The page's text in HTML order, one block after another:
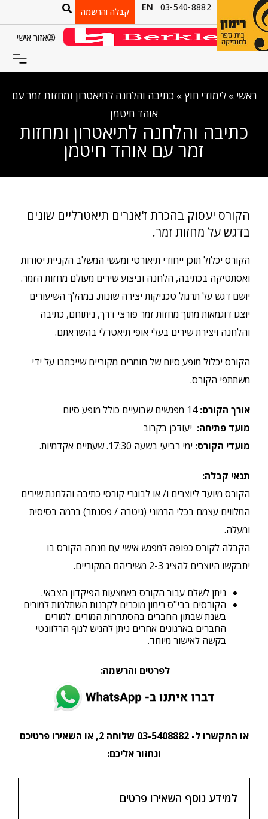
03-540-8882
EN קבלה והרשמה
אזור אישי
ראשי »לימודי חוץ»כתיבה והלחנה לתיאטרון ומחזות זמר עם
אוהד חיטמן
כתיבה והלחנה לתיאטרון ומחזות
זמר עם אוהד חיטמן
הקורס יעסוק בהכרת ז'אנרים תיאטרליים שונים
בדגש על מחזות זמר.
הקורס יכלול תוכן ייחודי תיאורטי ומעשי המשלב הקניית יסודות
ואסתטיקה בכתיבה, הלחנה וביצוע שירים מעולם מחזות הזמר.
יושם דגש על תרגול טכניקות יצירה שונות. במהלך השיעורים
יוצגו דוגמאות מתוך מחזות זמר פורצי דרך, ניתוחם, כתיבה
והלחנה ויצירת שירים בעלי אופי תיאטרלי בהשראתם.
הקורס יכלול מופע סיום של חומרים מקוריים שייכתבו על ידי
משתתפי הקורס.
אורך הקורס:14 מפגשים שבועיים כולל מופע סיום
מועד פתיחה: יעודכן בקרוב
מועדי הקורס: ימי רביעי בשעה 17:30. שעתיים אקדמיות.
תנאי קבלה:
הקורס מיועד ליוצרים ו/ או לבוגרי קורסי כתיבה והלחנת שירים
המלווים עצמם בכלי הרמוני (גיטרה / פסנתר) ברמה בסיסית
ומעלה.
הקבלה לקורס כפופה למפגש אישי עם מנחה הקורס בו
יתבקשו היוצרים להציג 2-3 משיריהם המקוריים.
ניתן לשלם עבור הקורס באמצעות הפיקדון הצבאי.
הקורסים בבי"ס רימון מוכרים לקרנות השתלמות למורים
בשנת שבתון החברים בהסתדרות המורים. למורים
החברים בארגונים אחרים ניתן להגיש לגוף הרלוונטי
בקשה לאישור מיוחד.
לפרטים והרשמה:
או התקשרו ל- 03-5408882 שלוחה 2, או השאירו פרטיכם
ונחזור אליכם:
למידע נוסף השאירו פרטים